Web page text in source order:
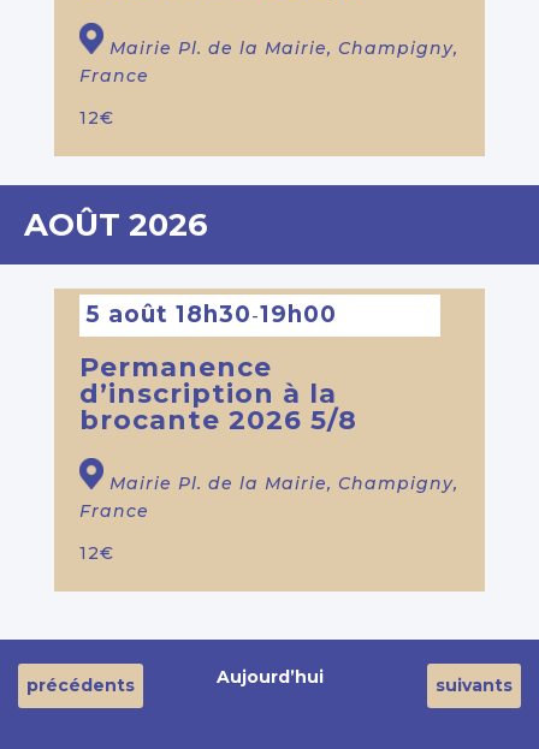
Mairie Pl. de la Mairie, Champigny,
France
12€
AOÛT 2026
5 août 18h30-19h00
Permanence
d’inscription à la
brocante 2026 5/8
Mairie Pl. de la Mairie, Champigny,
France
12€
Évènements
précédents Aujourd’hui suivants